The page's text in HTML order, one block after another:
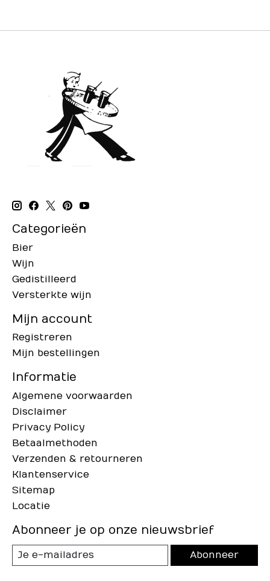
Categorieën
Bier
Wijn
Gedistilleerd
Versterkte wijn
Mijn account
Registreren
Mijn bestellingen
Informatie
Algemene voorwaarden
Disclaimer
Privacy Policy
Betaalmethoden
Verzenden & retourneren
Klantenservice
Sitemap
Locatie
Abonneer je op onze nieuwsbrief
Abonneer